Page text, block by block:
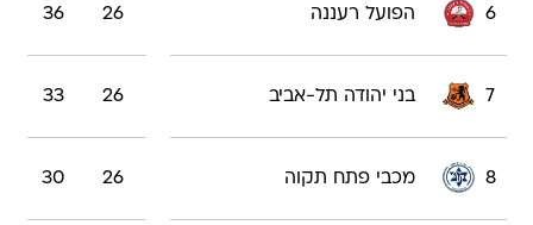
6 הפועל רעננה 26
36
7 בני יהודה תל-אביב 26
33
8 מכבי פתח תקוה 26
30